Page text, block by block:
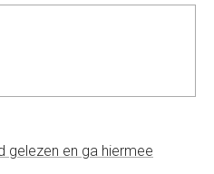
gelezen en ga hiermee